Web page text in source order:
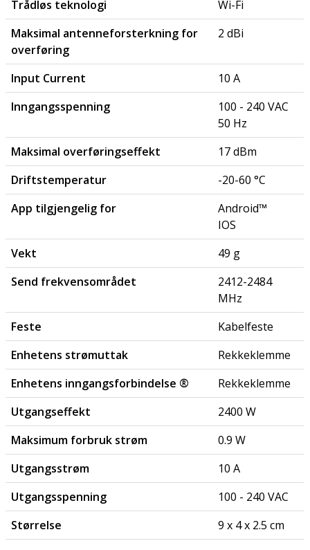
Trådløs teknologi
Wi-Fi
Maksimal antenneforsterkning for
overføring
2 dBi
Input Current
10 A
Inngangsspenning
100 - 240 VAC
50 Hz
Maksimal overføringseffekt
17 dBm
Driftstemperatur
-20-60 °C
App tilgjengelig for
Android™
IOS
Vekt
49 g
Send frekvensområdet
2412-2484
MHz
Feste
Kabelfeste
Enhetens strømuttak
Rekkeklemme
Enhetens inngangsforbindelse ®
Rekkeklemme
Utgangseffekt
2400 W
Maksimum forbruk strøm
0.9 W
Utgangsstrøm
10 A
Utgangsspenning
100 - 240 VAC
Størrelse
9 x 4 x 2.5 cm